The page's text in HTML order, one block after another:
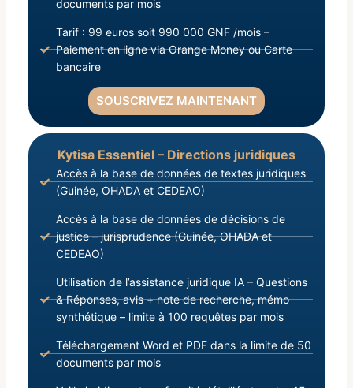
documents par mois
Tarif : 99 euros soit 990 000 GNF /mois –
Paiement en ligne via Orange Money ou Carte
bancaire
SOUSCRIVEZ MAINTENANT
Kytisa Essentiel – Directions juridiques
Accès à la base de données de textes juridiques
(Guinée, OHADA et CEDEAO)
Accès à la base de données de décisions de
justice – jurisprudence (Guinée, OHADA et
CEDEAO)
Utilisation de l’assistance juridique IA – Questions
& Réponses, avis + note de recherche, mémo
synthétique – limite à 100 requêtes par mois
Téléchargement Word et PDF dans la limite de 50
documents par mois